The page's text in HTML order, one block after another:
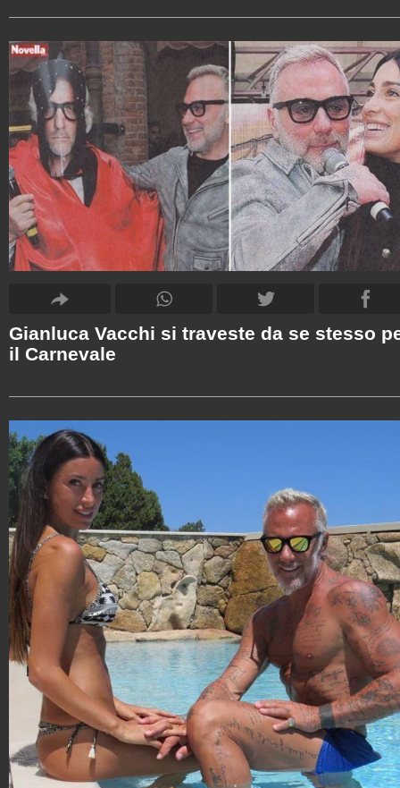
Gianluca Vacchi si traveste da se stesso
il Carnevale